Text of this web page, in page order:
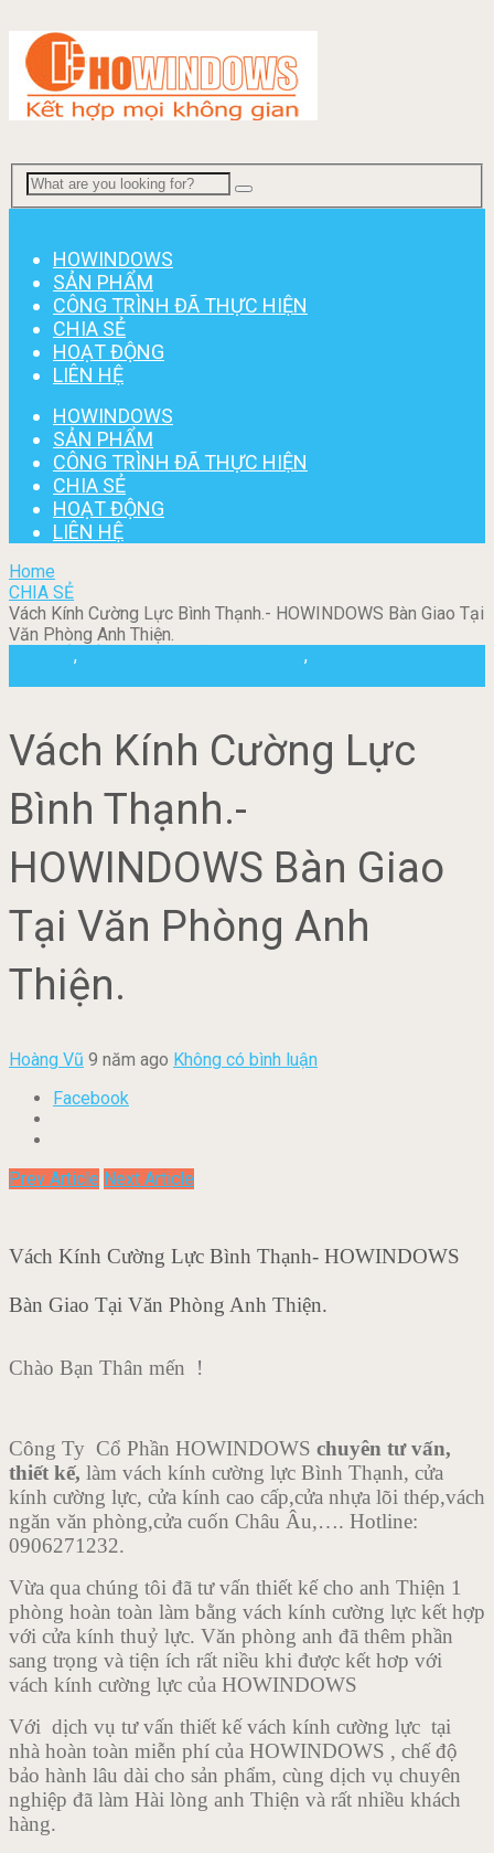
HOWINDOWS
SẢN PHẨM
CÔNG TRÌNH ĐÃ THỰC HIỆN
CHIA SẺ
HOẠT ĐỘNG
LIÊN HỆ
HOWINDOWS
SẢN PHẨM
CÔNG TRÌNH ĐÃ THỰC HIỆN
CHIA SẺ
HOẠT ĐỘNG
LIÊN HỆ
Home
CHIA SẺ
Vách Kính Cường Lực Bình Thạnh.- HOWINDOWS Bàn Giao Tại
Văn Phòng Anh Thiện.
, ,
Vách Kính Cường Lực
Bình Thạnh.-
HOWINDOWS Bàn Giao
Tại Văn Phòng Anh
Thiện.
Hoàng Vũ 9 năm ago Không có bình luận
Facebook
Prev Article Next Article
Vách Kính Cường Lực Bình Thạnh- HOWINDOWS
Bàn Giao Tại Văn Phòng Anh Thiện.
Chào Bạn Thân mến !
Công Ty Cổ Phần HOWINDOWS chuyên tư vấn,
thiết kế, làm vách kính cường lực Bình Thạnh, cửa
kính cường lực, cửa kính cao cấp,cửa nhựa lõi thép,vách
ngăn văn phòng,cửa cuốn Châu Âu,…. Hotline:
0906271232.
Vừa qua chúng tôi đã tư vấn thiết kế cho anh Thiện 1
phòng hoàn toàn làm bằng vách kính cường lực kết hợp
với cửa kính thuỷ lực. Văn phòng anh đã thêm phần
sang trọng và tiện ích rất niều khi được kết hơp với
vách kính cường lực của HOWINDOWS
Với dịch vụ tư vấn thiết kế vách kính cường lực tại
nhà hoàn toàn miễn phí của HOWINDOWS , chế độ
bảo hành lâu dài cho sản phẩm, cùng dịch vụ chuyên
nghiệp đã làm Hài lòng anh Thiện và rất nhiều khách
hàng.